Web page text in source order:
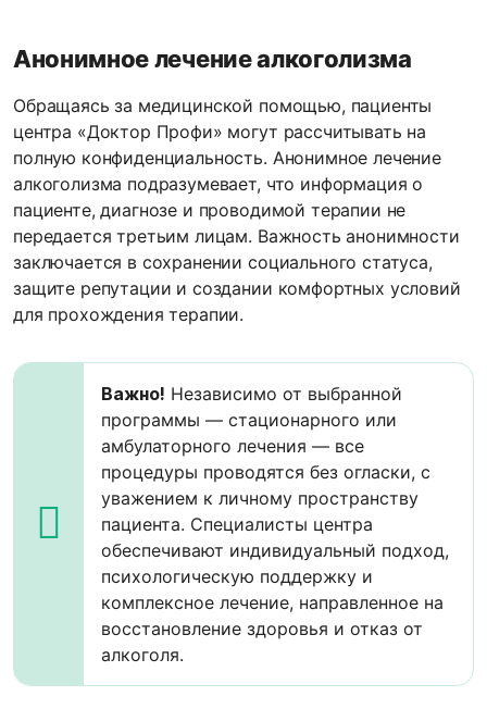
Анонимное лечение алкоголизма
Обращаясь за медицинской помощью, пациенты
центра «Доктор Профи» могут рассчитывать на
полную конфиденциальность. Анонимное лечение
алкоголизма подразумевает, что информация о
пациенте, диагнозе и проводимой терапии не
передается третьим лицам. Важность анонимности
заключается в сохранении социального статуса,
защите репутации и создании комфортных условий
для прохождения терапии.
Важно! Независимо от выбранной
программы — стационарного или
амбулаторного лечения — все
процедуры проводятся без огласки, с
уважением к личному пространству
пациента. Специалисты центра
обеспечивают индивидуальный подход,
психологическую поддержку и
комплексное лечение, направленное на
восстановление здоровья и отказ от
алкоголя.